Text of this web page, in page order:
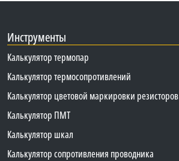
Инструменты
Калькулятор термопар
Калькулятор термосопротивлений
Калькулятор цветовой маркировки резисторов
Калькулятор ПМТ
Калькулятор шкал
Калькулятор сопротивления проводника